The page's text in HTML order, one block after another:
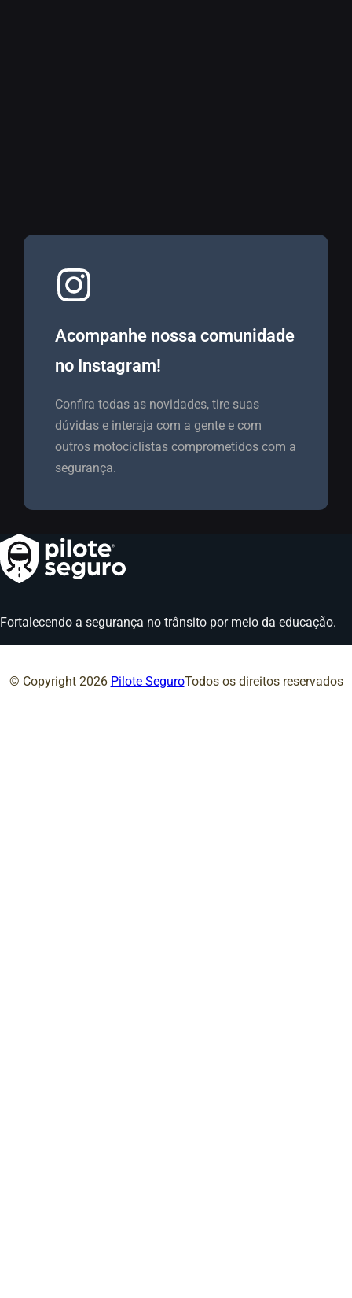
Acompanhe nossa comunidade
no Instagram!​
Confira todas as novidades, tire suas
dúvidas e interaja com a gente e com
outros motociclistas comprometidos com a
segurança.
Fortalecendo a segurança no trânsito por meio da educação.
© Copyright 2026 Pilote SeguroTodos os direitos reservados